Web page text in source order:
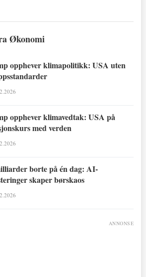
Økonomi
opphever klimapolitikk: USA uten
opphever klimavedtak: USA på
med verden
borte på én dag: AI-
skaper børskaos
ANNONSE